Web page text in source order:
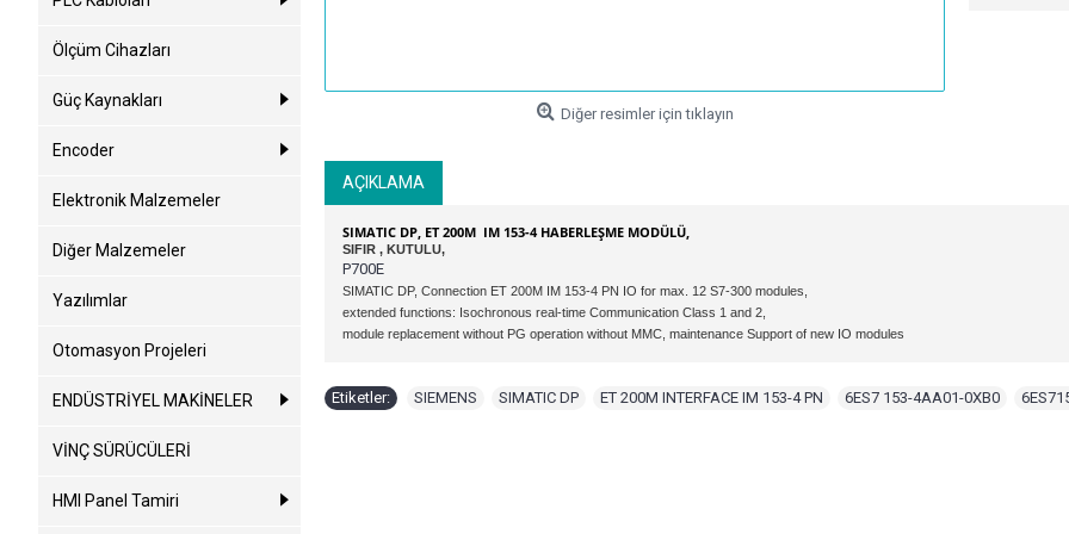
Ölçüm Cihazları
Güç Kaynakları
Encoder
Elektronik Malzemeler
Diğer Malzemeler
Yazılımlar
Otomasyon Projeleri
ENDÜSTRİYEL MAKİNELER
VİNÇ SÜRÜCÜLERİ
HMI Panel Tamiri
Diğer resimler için tıklayın
AÇIKLAMA
SIMATIC DP, ET 200M IM 153-4 HABERLEŞME MODÜLÜ,
SIFIR , KUTULU,
P700E
SIMATIC DP, Connection ET 200M IM 153-4 PN IO for max. 12 S7-300 modules,
extended functions: Isochronous real-time Communication Class 1 and 2,
module replacement without PG operation without MMC, maintenance Support of new IO modules
Etiketler: SIEMENS SIMATIC DP ET 200M INTERFACE IM 153-4 PN 6ES7 153-4AA01-0XB0